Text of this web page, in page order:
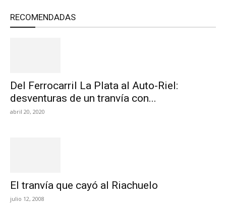
RECOMENDADAS
Del Ferrocarril La Plata al Auto-Riel:
desventuras de un tranvía con...
abril 20, 2020
El tranvía que cayó al Riachuelo
julio 12, 2008